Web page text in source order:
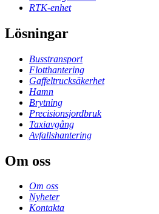
RTK-enhet
Lösningar
Busstransport
Flotthantering
Gaffeltrucksäkerhet
Hamn
Brytning
Precisionsjordbruk
Taxiavgång
Avfallshantering
Om oss
Om oss
Nyheter
Kontakta